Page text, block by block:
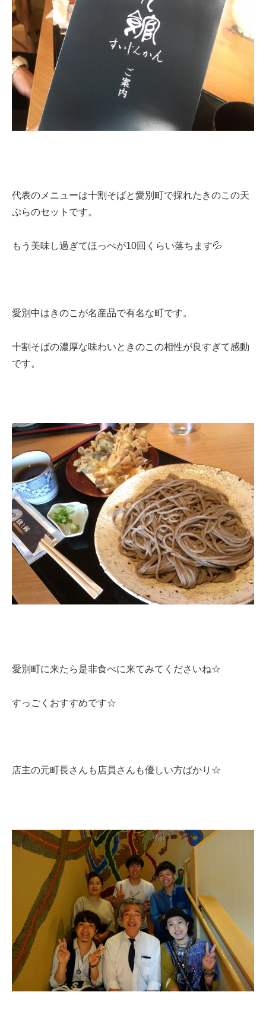
代表のメニューは十割そばと愛別町で採れたきのこの天
ぷらのセットです。
もう美味し過ぎてほっぺが10回くらい落ちます💦
愛別中はきのこが名産品で有名な町です。
十割そばの濃厚な味わいときのこの相性が良すぎて感動
です。
愛別町に来たら是非食べに来てみてくださいね☆
すっごくおすすめです☆
店主の元町長さんも店員さんも優しい方ばかり☆